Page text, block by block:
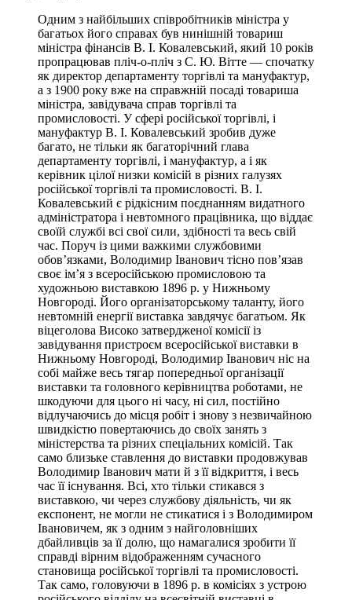
Одним з найбільших співробітників міністра у
багатьох його справах був нинішній товариш
міністра фінансів В. І. Ковалевський, який 10 років
пропрацював пліч-о-пліч з С. Ю. Вітте — спочатку
як директор департаменту торгівлі та мануфактур,
а з 1900 року вже на справжній посаді товариша
міністра, завідувача справ торгівлі та
промисловості. У сфері російської торгівлі, і
мануфактур В. І. Ковалевський зробив дуже
багато, не тільки як багаторічний глава
департаменту торгівлі, і мануфактур, а і як
керівник цілої низки комісій в різних галузях
російської торгівлі та промисловості. В. І.
Ковалевський є рідкісним поєднанням видатного
адміністратора і невтомного працівника, що віддає
своїй службі всі свої сили, здібності та весь свій
час. Поруч із цими важкими службовими
обов’язками, Володимир Іванович тісно пов’язав
своє ім’я з всеросійською промисловою та
художньою виставкою 1896 р. у Нижньому
Новгороді. Його організаторському таланту, його
невтомній енергії виставка завдячує багатьом. Як
віцеголова Високо затвердженої комісії із
завідування пристроєм всеросійської виставки в
Нижньому Новгороді, Володимир Іванович ніс на
собі майже весь тягар попередньої організації
виставки та головного керівництва роботами, не
шкодуючи для цього ні часу, ні сил, постійно
відлучаючись до місця робіт і знову з незвичайною
швидкістю повертаючись до своїх занять з
міністерства та різних спеціальних комісій. Так
само близьке ставлення до виставки продовжував
Володимир Іванович мати й з її відкриття, і весь
час її існування. Всі, хто тільки стикався з
виставкою, чи через службову діяльність, чи як
експонент, не могли не стикатися і з Володимиром
Івановичем, як з одним з найголовніших
дбайливців за її долю, що намагалися зробити її
справді вірним відображенням сучасного
становища російської торгівлі та промисловості.
Так само, головуючи в 1896 р. в комісіях з устрою